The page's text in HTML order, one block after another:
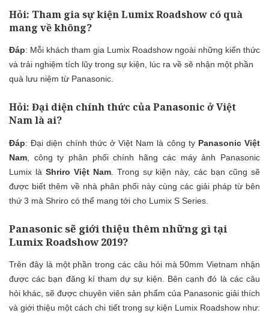
Hỏi: Tham gia sự kiện Lumix Roadshow có quà
mang về không?
Đáp: Mỗi khách tham gia Lumix Roadshow ngoài những kiến thức
và trải nghiệm tích lũy trong sự kiện, lúc ra về sẽ nhận một phần
quà lưu niệm từ Panasonic.
Hỏi: Đại diện chính thức của Panasonic ở Việt
Nam là ai?
Đáp: Đại diện chính thức ở Việt Nam là công ty Panasonic Việt
Nam , công ty phân phối chính hãng các máy ảnh Panasonic
Lumix là Shriro Việt Nam. Trong sự kiện này, các bạn cũng sẽ
được biết thêm về nhà phân phối này cùng các giải pháp từ bên
thứ 3 mà Shriro có thể mang tới cho Lumix S Series.
Panasonic sẽ giới thiệu thêm những gì tại
Lumix Roadshow 2019?
Trên đây là một phần trong các câu hỏi mà 50mm Vietnam nhận
được các bạn đăng kí tham dự sự kiện. Bên cạnh đó là các câu
hỏi khác, sẽ được chuyên viên sản phẩm của Panasonic giải thích
và giới thiệu một cách chi tiết trong sự kiện Lumix Roadshow như: